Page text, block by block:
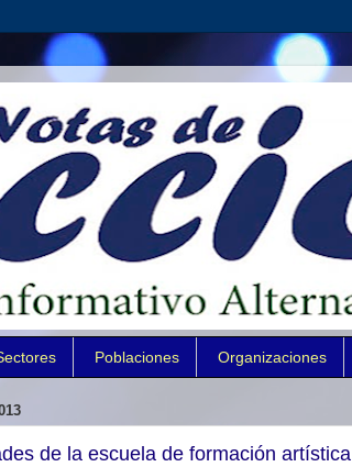
Poblaciones Organizaciones
de la escuela de formación artística